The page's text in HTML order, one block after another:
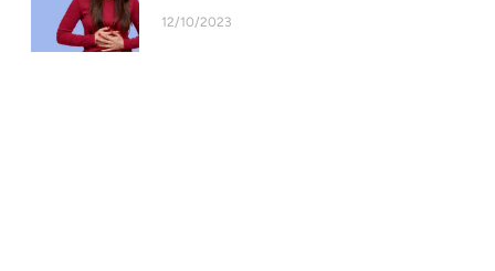
12/10/2023